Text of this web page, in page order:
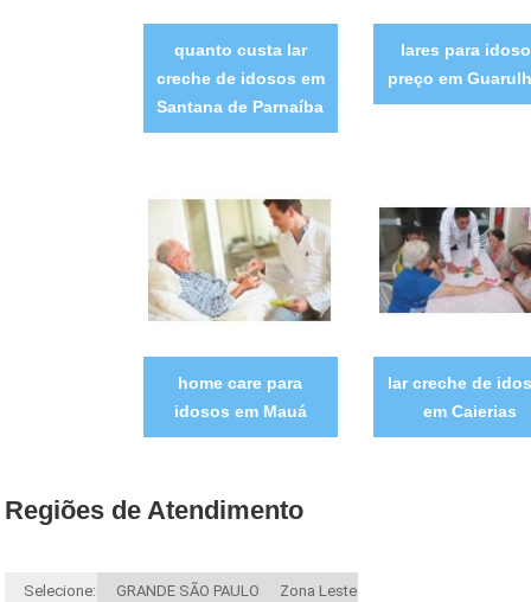
quanto custa lar
creche de idosos em
Santana de Parnaíba
lares para
preço em
home care para
idosos em Mauá
lar creche de
em Caierias
Regiões de Atendimento
Selecione: GRANDE SÃO PAULO Zona Leste